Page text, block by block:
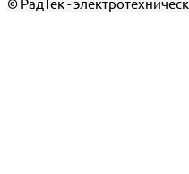
© РадТек -